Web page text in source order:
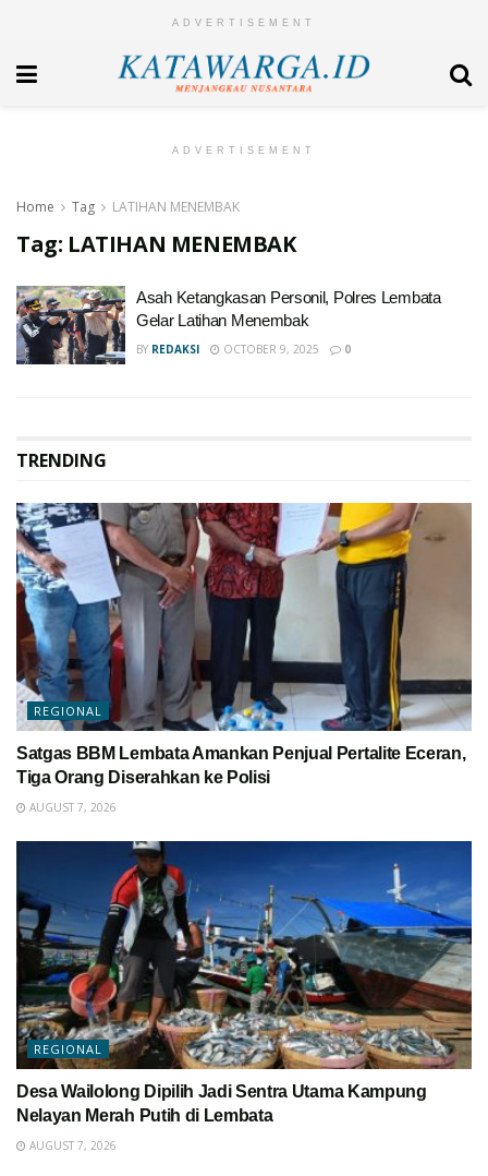
ADVERTISEMENT
ADVERTISEMENT
Home Tag LATIHAN MENEMBAK
Tag: LATIHAN MENEMBAK
Asah Ketangkasan Personil, Polres Lembata
Gelar Latihan Menembak
BY REDAKSI OCTOBER 9, 2025 0
TRENDING
REGIONAL
Satgas BBM Lembata Amankan Penjual Pertalite Eceran,
Tiga Orang Diserahkan ke Polisi
AUGUST 7, 2026
REGIONAL
Desa Wailolong Dipilih Jadi Sentra Utama Kampung
Nelayan Merah Putih di Lembata
AUGUST 7, 2026